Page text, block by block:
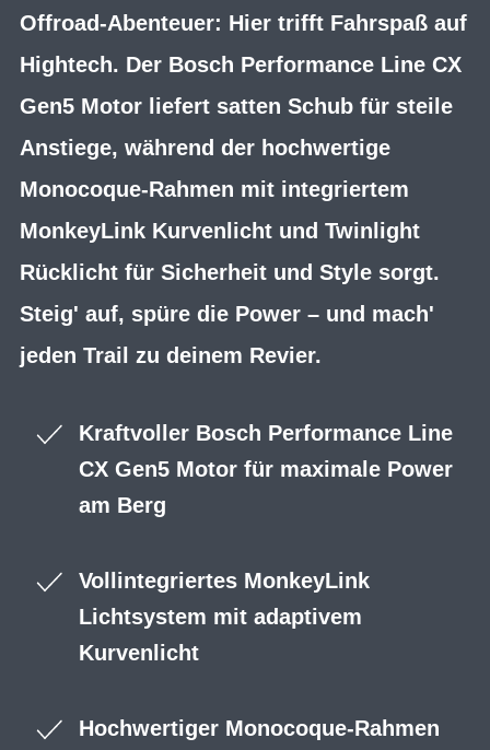
Offroad-Abenteuer: Hier trifft Fahrspaß auf
Hightech. Der Bosch Performance Line CX
Gen5 Motor liefert satten Schub für steile
Anstiege, während der hochwertige
Monocoque-Rahmen mit integriertem
MonkeyLink Kurvenlicht und Twinlight
Rücklicht für Sicherheit und Style sorgt.
Steig' auf, spüre die Power – und mach'
jeden Trail zu deinem Revier.
Kraftvoller Bosch Performance Line
CX Gen5 Motor für maximale Power
am Berg
Vollintegriertes MonkeyLink
Lichtsystem mit adaptivem
Kurvenlicht
Hochwertiger Monocoque-Rahmen